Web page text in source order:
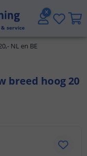
service
NL en BE
in huis
breed hoog 20